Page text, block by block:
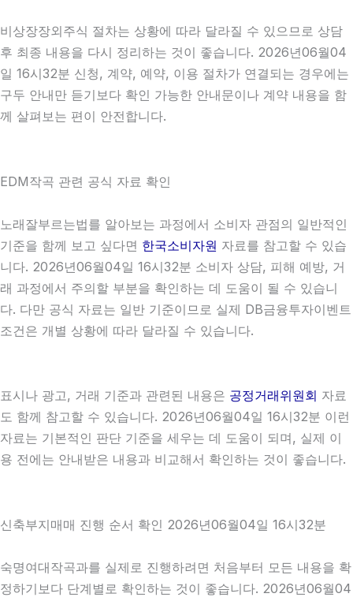
비상장장외주식 절차는 상황에 따라 달라질 수 있으므로 상담
후 최종 내용을 다시 정리하는 것이 좋습니다. 2026년06월04
일 16시32분 신청, 계약, 예약, 이용 절차가 연결되는 경우에는
구두 안내만 듣기보다 확인 가능한 안내문이나 계약 내용을 함
께 살펴보는 편이 안전합니다.
EDM작곡 관련 공식 자료 확인
노래잘부르는법를 알아보는 과정에서 소비자 관점의 일반적인
기준을 함께 보고 싶다면 한국소비자원 자료를 참고할 수 있습
니다. 2026년06월04일 16시32분 소비자 상담, 피해 예방, 거
래 과정에서 주의할 부분을 확인하는 데 도움이 될 수 있습니
다. 다만 공식 자료는 일반 기준이므로 실제 DB금융투자이벤트
조건은 개별 상황에 따라 달라질 수 있습니다.
표시나 광고, 거래 기준과 관련된 내용은 공정거래위원회 자료
도 함께 참고할 수 있습니다. 2026년06월04일 16시32분 이런
자료는 기본적인 판단 기준을 세우는 데 도움이 되며, 실제 이
용 전에는 안내받은 내용과 비교해서 확인하는 것이 좋습니다.
신축부지매매 진행 순서 확인 2026년06월04일 16시32분
숙명여대작곡과를 실제로 진행하려면 처음부터 모든 내용을 확
정하기보다 단계별로 확인하는 것이 좋습니다. 2026년06월04